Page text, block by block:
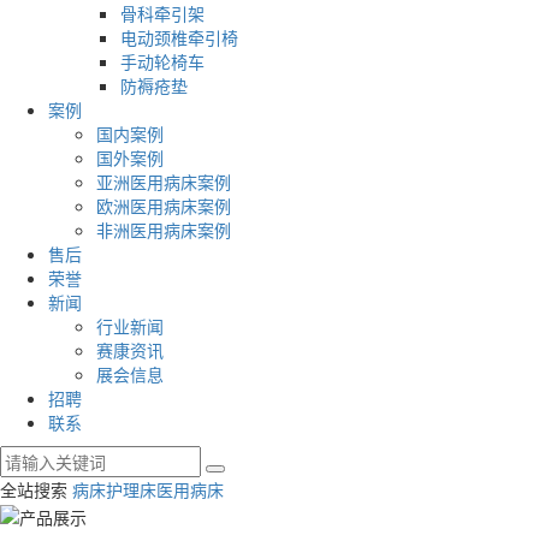
骨科牵引架
电动颈椎牵引椅
手动轮椅车
防褥疮垫
案例
国内案例
国外案例
亚洲医用病床案例
欧洲医用病床案例
非洲医用病床案例
售后
荣誉
新闻
行业新闻
赛康资讯
展会信息
招聘
联系
全站搜索 病床护理床医用病床